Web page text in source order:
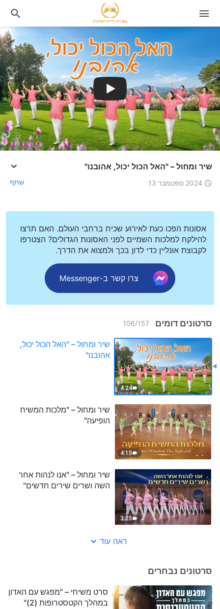
שיר ומחול – "האל הכול יכול, אהובנו"
2024 ספטמבר 13 שתף
אסונות הפכו כעת לאירוע שכיח ברחבי העולם. האם תרצו
להילקח למלכות השמיים לפני האסונות הגדולים? הצטרפו
לקבוצת אונליין כדי לדון בכך ולמצוא את הדרך.
צרו קשר ב-Messenger
סרטונים דומים 106/157
4:24
שיר ומחול – "האל הכול יכול,
אהובנו"
4:15
שיר ומחול – "מלכות המשיח
הופיעה"
3:25
שיר ומחול – "אנו לנהות אחר
השה ושרים שירים חדשים"
ראה עוד
סרטונים נבחרים
סרט משיחי – "מפגש עם האדון
במהלך הקטסטרופות (2)"